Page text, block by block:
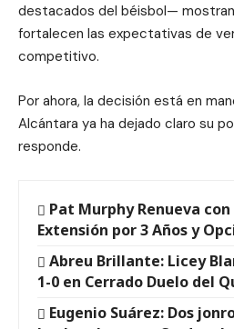
destacados del béisbol—
fortalecen las expectativas de
competitivo.
Por ahora, la decisión está en
Alcántara ya ha dejado claro su
responde.
Pat Murphy Renueva
Extensión por 3 Años y
Abreu Brillante: Licey
1-0 en Cerrado Duelo del
Eugenio Suárez: Dos